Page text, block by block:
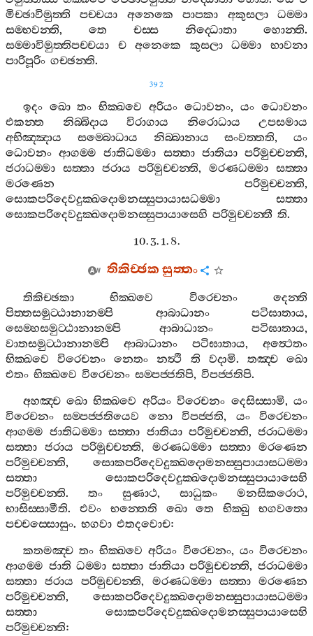
මිච‍්ඡාවිමුත‍්ති
පච‍්චයා අනෙකෙ පාපකා අකුසලා
ධම‍්මා
සම‍්භවන‍්ති, තෙ චස‍්ස නිද‍්ධොතා හොන‍්ති.
සම‍්මාවිමුත‍්තිපච‍්චයා
ච අනෙකෙ කුසලා ධම‍්මා
භාවනා
පාරිපූරිං ගච‍්ඡන‍්ති.
392
ඉදං ඛො තං භික‍්ඛවෙ අරියං ධොවනං,යං ධොවනං
එකන‍්ත
නිබ‍්බිදාය විරාගාය නිරොධාය
උපසමාය
අභිඤ‍්ඤාය
සම‍්බොධාය නිබ‍්බානාය සංවත‍්තති, යං
ධොවනං ආගම‍්ම ජාතිධම‍්මා සත‍්තා ජාතියා පරිමුච‍්චන‍්ති,
ජරාධම‍්මා සත‍්තා ජරාය පරිමුච‍්චන‍්ති, මරණධම‍්මා සත‍්තා
මරණෙන
පරිමුච‍්චන‍්ති,
සොකපරිදෙවදුක‍්ඛදොමනස‍්සුපායාසධම‍්මා
සත‍්තා
සොකපරිදෙවදුක‍්ඛදොමනස‍්සුපායාසෙහි පරිමුච‍්චන‍්තී ති.
10. 3. 1. 8.
තිකිච‍්ඡකසුත‍්තං
තිකිච‍්ඡකා භික‍්ඛවෙ විරෙචනං
දෙන‍්ති
පිත‍්තසමුට‍්ඨානානම‍්පි
ආබාධානං පටිඝාතාය,
සෙම‍්හසමුට‍්ඨානානම‍්පි
ආබාධානං පටිඝාතාය,
වාතසමුට‍්ඨානානම‍්පි
ආබාධානං පටිඝාතාය, අත්‍ථෙතං
භික‍්ඛවෙ
විරෙචනං නෙතං නත්‍ථි ති වදාමි. තඤ‍්ච
ඛො
එතං භික‍්ඛවෙ විරෙචනං සම‍්පජ‍්ජතිපි, විපජ‍්ජතිපි.
අහඤ‍්ච ඛො භික‍්ඛවෙ අරියං විරෙචනං දෙසිස‍්සාමි,යං
විරෙචනං
සම‍්පජ‍්ජතියෙව නො විපජ‍්ජති, යං
විරෙචනං
ආගම‍්ම ජාතිධම‍්මා සත‍්තා ජාතියා පරිමුච‍්චන‍්ති,ජරාධම‍්මා
සත‍්තා ජරාය පරිමුච‍්චන‍්ති, මරණධම‍්මා සත‍්තා මරණෙන
පරිමුච‍්චන‍්ති, සොකපරිදෙවදුක‍්ඛදොමනස‍්සුපායාසධම‍්මා
සත‍්තා
සොකපරිදෙවදුක‍්ඛදොමනස‍්සුපායාසෙහි
පරිමුච‍්චන‍්ති. තං සුණාථ, සාධුකං මනසිකරොථ,
භාසිස‍්සාමීති. එවං භන‍්තෙති ඛො තෙ භික‍්ඛු
භගවතො
පච‍්චස‍්සොසුං. භගවා එතදවොච:
කතමඤ‍්ච තං භික‍්ඛවෙ අරියං විරෙචනං, යං විරෙචනං
ආගම‍්ම ජාති ධම‍්මා සත‍්තා ජාතියා පරිමුච‍්චන‍්ති,ජරාධම‍්මා
සත‍්තා ජරාය පරිමුච‍්චන‍්ති, මරණධම‍්මා සත‍්තා මරණෙන
පරිමුච‍්චන‍්ති, සොකපරිදෙවදුක‍්ඛදොමනස‍්සුපායාසධම‍්මා
සත‍්තා
සොකපරිදෙවදුක‍්ඛදොමනස‍්සුපායාසෙහි
පරිමුච‍්චන‍්ති: